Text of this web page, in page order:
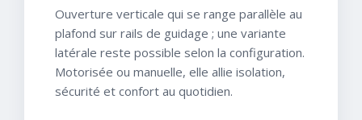
Ouverture verticale qui se range parallèle au
plafond sur rails de guidage ; une variante
latérale reste possible selon la configuration.
Motorisée ou manuelle, elle allie isolation,
sécurité et confort au quotidien.